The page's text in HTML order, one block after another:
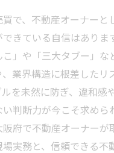
買で、不動産オーナーと
できている自信はありま
こ」や「三大タブー」な
、業界構造に根差したリ
ルを未然に防ぎ、違和感
判断力が今こそ求めら
阪府で不動産オーナーが
実務と、信頼できる不